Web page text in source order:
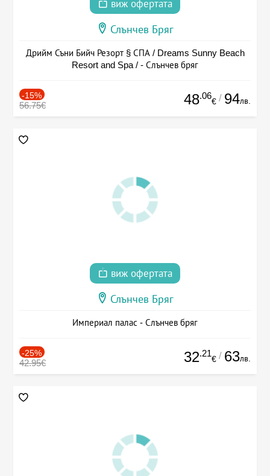
виж офертата
Слънчев Бряг
Дрийм Съни Бийч Резорт § СПА / Dreams Sunny Beach
Resort and Spa / - Слънчев бряг
-15%
56.75€ 48.06
€ / 94лв.
виж офертата
Слънчев Бряг
Империал палас - Слънчев бряг
-25%
42.95€ 32.21
€ / 63лв.